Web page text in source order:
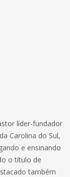
líder-fundador
Carolina do Sul,
e ensinando
o título de
também